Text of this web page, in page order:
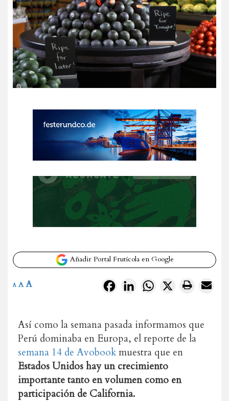
Añadir Portal Frutícola en Google
FacebookLinkedInWhatsApp
X
A A A
Así como la semana pasada informamos que
Perú dominaba en Europa, el reporte de la
semana 14 de Avobookmuestra que en
Estados Unidos hay un crecimiento
importante tanto en volumen como en
participación de California.